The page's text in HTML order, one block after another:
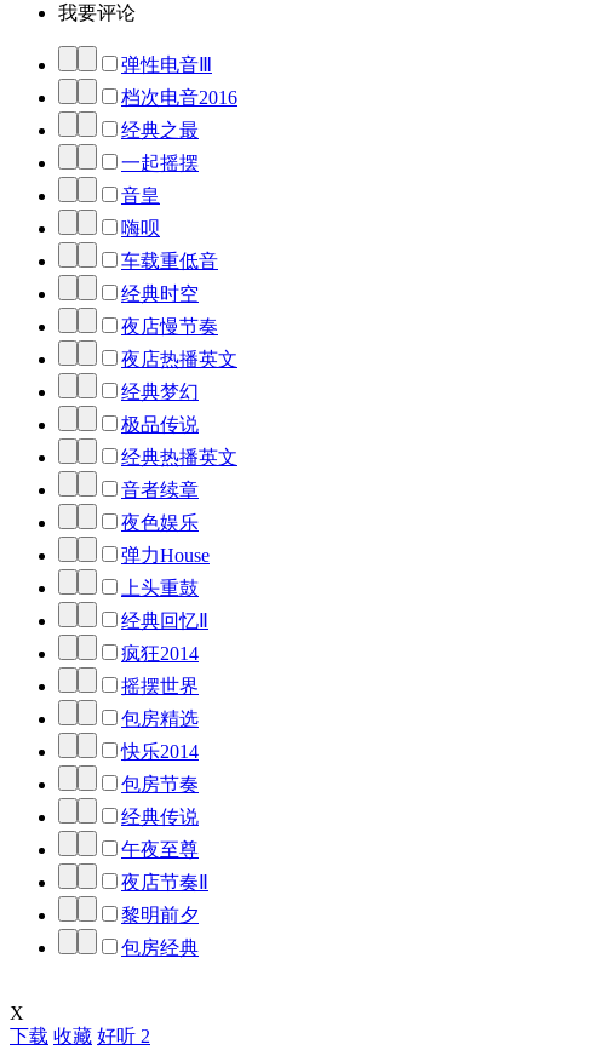
我要评论
弹性电音Ⅲ
档次电音2016
经典之最
一起摇摆
音皇
嗨呗
车载重低音
经典时空
夜店慢节奏
夜店热播英文
经典梦幻
极品传说
经典热播英文
音者续章
夜色娱乐
弹力House
上头重鼓
经典回忆Ⅱ
疯狂2014
摇摆世界
包房精选
快乐2014
包房节奏
经典传说
午夜至尊
夜店节奏Ⅱ
黎明前夕
包房经典
X
下载 收藏 好听 2